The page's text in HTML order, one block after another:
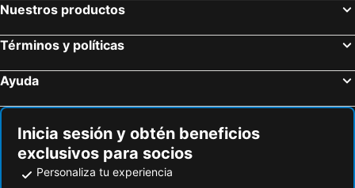
Nuestros productos
Términos y políticas
Ayuda
Inicia sesión y obtén beneficios
exclusivos para socios
Personaliza tu experiencia